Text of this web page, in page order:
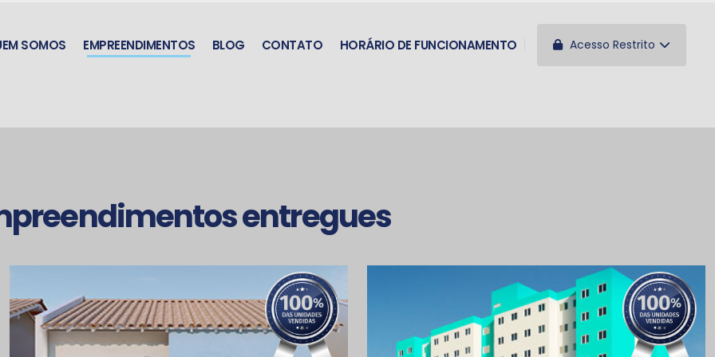
SOMOS EMPREENDIMENTOS BLOG CONTATO HORÁRIO DE FUNCIONAMENTO Acesso Restrito
entregues